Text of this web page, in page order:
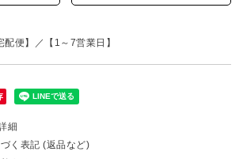
配便】／【1～7営業日】
細
く表記 (返品など)